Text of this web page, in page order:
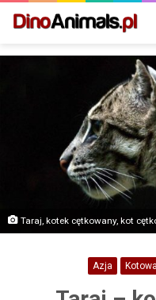
Taraj, kotek cętkowany, kot
Azja